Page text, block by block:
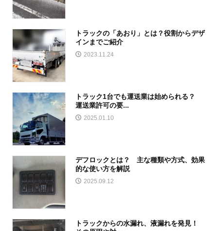
トラックの「あおり」とは？役割からデザ
インまでご紹介
2023.11.24
トラック1台でも運送業は始められる？
運送業許可の要...
2025.01.10
デフロックとは？ 主な種類や方式、効果
的な使い方を解説
2025.09.12
トラックからの水漏れ、液漏れを発見！